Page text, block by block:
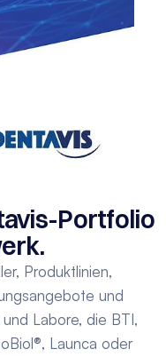
Portfolio
Produktlinien,
und
Labore, die BTI,
Launca oder